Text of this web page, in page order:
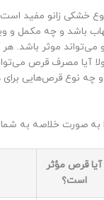
خشکی زانو مفید
باشد و چه مکمل و
می‌تواند موثر باشد.
آیا مصرف قرص
چه نوع قرص‌هایی
به صورت خلاصه به
آیا قرص مؤثر
است؟